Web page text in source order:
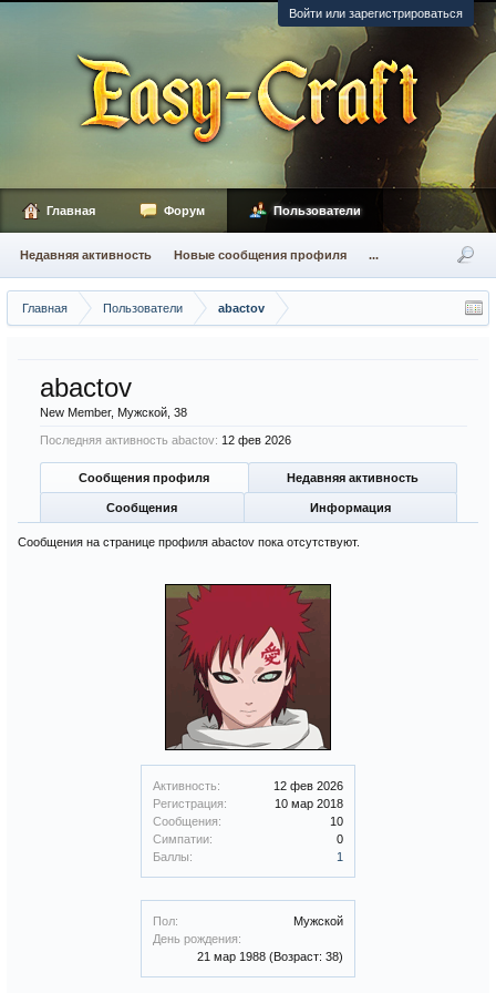
Войти или зарегистрироваться
Главная Пользователи abactov
Активность:
12 фев 2026
Регистрация:
10 мар 2018
Сообщения:
10
Симпатии:
0
Баллы:
1
Пол:
Мужской
День рождения:
21 мар 1988 (Возраст: 38)
abactov
New Member, Мужской, 38
Последняя активность abactov: 12 фев 2026
Сообщения профиля Недавняя активность
Сообщения Информация
Сообщения на странице профиля abactov пока отсутствуют.
Главная Форум Пользователи
Недавняя активность Новые сообщения профиля ...